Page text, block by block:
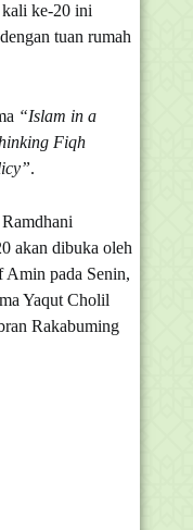
ke-20 ini
tuan rumah
“Islam in a
Fiqh
.
akan dibuka oleh
pada Senin,
Yaqut Cholil
Rakabuming